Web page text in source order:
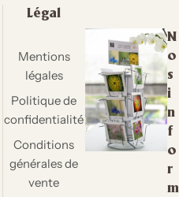
Légal
Mentions
légales
Politique de
confidentialité
Conditions
générales de
vente
N
o
s
i
n
f
o
r
m